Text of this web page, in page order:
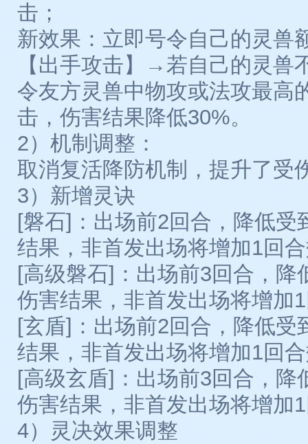
击；
新效果：立即号令自己的灵兽
【出手攻击】→若自己的灵兽
令友方灵兽中物攻或法攻最高
击，伤害结果降低30%。
2）机制调整：
取消复活降防机制，提升了受
3）新增灵诀
[磐石]：出场前2回合，降低受
结果，非首发出场将增加1回
[高级磐石]：出场前3回合，降
伤害结果，非首发出场将增加
[玄盾]：出场前2回合，降低受
结果，非首发出场将增加1回
[高级玄盾]：出场前3回合，降
伤害结果，非首发出场将增加
4）灵决效果调整